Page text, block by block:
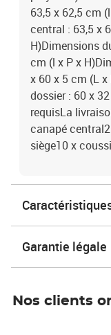
63,5 x 62,5 cm
central : 63,5 x
H)Dimensions
cm (l x P x
x 60 x 5 cm (L
dossier : 60 x
requisLa
canapé
siège10 x
Garantie légale
Nos clients